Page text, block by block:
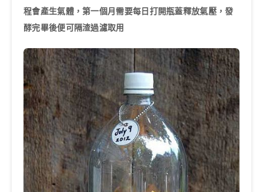
程會產生氣體，第一個月需要每日打開瓶蓋釋放氣壓，發
酵完畢後便可隔渣過濾取用